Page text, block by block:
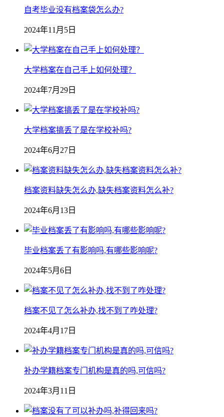
自考毕业没有档案袋怎么办?
2024年11月5日
大学档案在自己手上如何处理？
2024年7月29日
大学档案搞丢了是在学校补吗?
2024年6月27日
档案资料缺失怎么办,缺失档案资料怎么补?
2024年6月13日
毕业档案丢了有影响吗,有哪些影响呢?
2024年5月6日
档案不见了怎么补办,找不到了咋处理?
2024年4月17日
补办学籍档案专门机构是真的吗,可信吗?
2024年3月11日